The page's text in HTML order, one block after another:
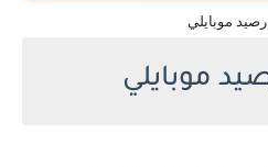
موبايلي
موبايلي